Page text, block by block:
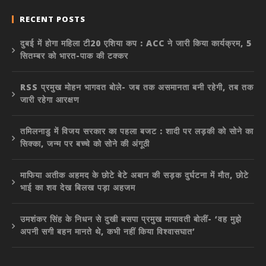
RECENT POSTS
दुबई में होगा महिला टी20 एशिया कप : ACC ने जारी किया कार्यक्रम, 5
सितम्बर को भारत-पाक की टक्कर
RSS प्रमुख मोहन भागवत बोले- जब तक असमानता बनी रहेगी, तब तक
जारी रहेगा आरक्षण
तमिलनाडु में विजय सरकार का पहला बजट : शादी पर लड़की को सोने का
सिक्का, जन्म पर बच्चे को सोने की अंगूठी
माफिया अतीक अहमद के छोटे बेटे अबान की सड़क दुर्घटना में मौत, छोटे
भाई का शव देख बिलख पड़ा अहजम
उमशंकर सिंह के निधन से दुखी बसपा प्रमुख मायावती बोलीं- ‘वह मुझे
अपनी सगी बहन मानते थे, कभी नहीं किया विश्वासघात’